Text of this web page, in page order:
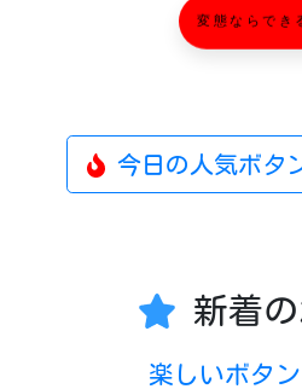
変態ならでき
今日の人気ボタ
新着
楽しいボタン